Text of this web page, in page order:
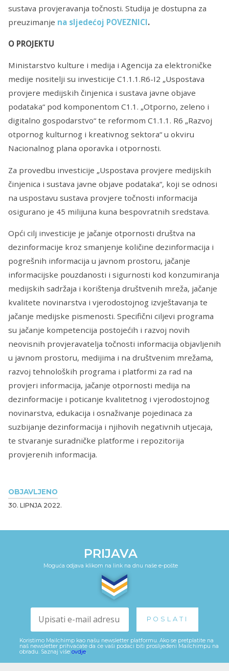
OBJAVLJENO
30. LIPNJA 2022.
sustava provjeravanja točnosti. Studija je dostupna za
preuzimanje na sljedećoj POVEZNICI.
O PROJEKTU
Ministarstvo kulture i medija i Agencija za elektroničke
medije nositelji su investicije C1.1.1.R6-I2 „Uspostava
provjere medijskih činjenica i sustava javne objave
podataka“ pod komponentom C1.1. „Otporno, zeleno i
digitalno gospodarstvo“ te reformom C1.1.1. R6 „Razvoj
otpornog kulturnog i kreativnog sektora“ u okviru
Nacionalnog plana oporavka i otpornosti.
Za provedbu investicije „Uspostava provjere medijskih
činjenica i sustava javne objave podataka“, koji se odnosi
na uspostavu sustava provjere točnosti informacija
osigurano je 45 milijuna kuna bespovratnih sredstava.
Opći cilj investicije je jačanje otpornosti društva na
dezinformacije kroz smanjenje količine dezinformacija i
pogrešnih informacija u javnom prostoru, jačanje
informacijske pouzdanosti i sigurnosti kod konzumiranja
medijskih sadržaja i korištenja društvenih mreža, jačanje
kvalitete novinarstva i vjerodostojnog izvještavanja te
jačanje medijske pismenosti. Specifični ciljevi programa
su jačanje kompetencija postojećih i razvoj novih
neovisnih provjeravatelja točnosti informacija objavljenih
u javnom prostoru, medijima i na društvenim mrežama,
razvoj tehnoloških programa i platformi za rad na
provjeri informacija, jačanje otpornosti medija na
dezinformacije i poticanje kvalitetnog i vjerodostojnog
novinarstva, edukacija i osnaživanje pojedinaca za
suzbijanje dezinformacija i njihovih negativnih utjecaja,
te stvaranje suradničke platforme i repozitorija
provjerenih informacija.
PRIJAVA
Moguća odjava klikom na link na dnu naše e-pošte
Koristimo Mailchimp kao našu newsletter platformu. Ako se pretplatite na
naš newsletter prihvaćate da će vaši podaci biti proslijeđeni Mailchimpu na
obradu. Saznaj više ovdje.